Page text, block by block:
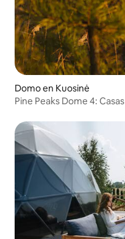
Domo en Kuosinė
Pine Peaks Dome 4: